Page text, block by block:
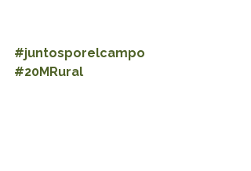
#juntosporelcampo
#20MRural